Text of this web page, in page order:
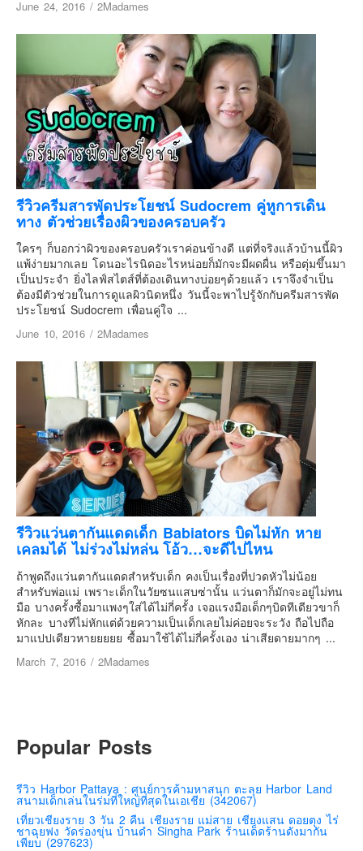
June 24, 2016 / 2Madames
รีวิวครีมสารพัดประโยชน์ Sudocrem คู่หูการเดิน
ทาง ตัวช่วยเรื่องผิวของครอบครัว
ใครๆ ก็บอกว่าผิวของครอบครัวเราค่อนข้างดี แต่ที่จริงแล้วบ้านนี้ผิว
แพ้ง่ายมากเลย โดนอะไรนิดอะไรหน่อยก็มักจะมีผดผื่น หรือตุ่มขึ้นมา
เป็นประจำ ยิ่งไลฟ์สไตส์ที่ต้องเดินทางบ่อยๆด้วยแล้ว เราจึงจำเป็น
ต้องมีตัวช่วยในการดูแลผิวนิดหนึ่ง วันนี้จะพาไปรู้จักกับครีมสารพัด
ประโยชน์ Sudocrem เพื่อนคู่ใจ ...
June 10, 2016 / 2Madames
รีวิวแว่นตากันแดดเด็ก Babiators บิดไม่หัก หาย
เคลมได้ ไม่ร่วงไม่หล่น โอ้ว…จะดีไปไหน
ถ้าพูดถึงแว่นตากันแดดสำหรับเด็ก คงเป็นเรื่องที่ปวดหัวไม่น้อย
สำหรับพ่อแม่ เพราะเด็กในวัยซนแสบซ่านั้น แว่นตาก็มักจะอยู่ไม่ทน
มือ บางครั้งซื้อมาแพงๆใส่ได้ไม่กี่ครั้ง เจอแรงมือเด็กๆบิดทีเดียวขาก็
หักละ บางทีไม่หักแต่ด้วยความเป็นเด็กเลยไม่ค่อยจะระวัง ถือไปถือ
มาแปปเดียวหายยยยย ซื้อมาใช้ได้ไม่กี่ครั้งเอง น่าเสียดายมากๆ ...
March 7, 2016 / 2Madames
Popular Posts
รีวิว Harbor Pattaya : ศูนย์การค้ามหาสนุก ตะลุย Harbor Land
สนามเด็กเล่นในร่มที่ใหญ่ที่สุดในเอเชีย (342067)
เที่ยวเชียงราย 3 วัน 2 คืน เชียงราย แม่สาย เชียงแสน ดอยตุง ไร่
ชาฉุยฟง วัดร่องขุ่น บ้านดำ Singha Park ร้านเด็ดร้านดังมากัน
เพียบ (297623)